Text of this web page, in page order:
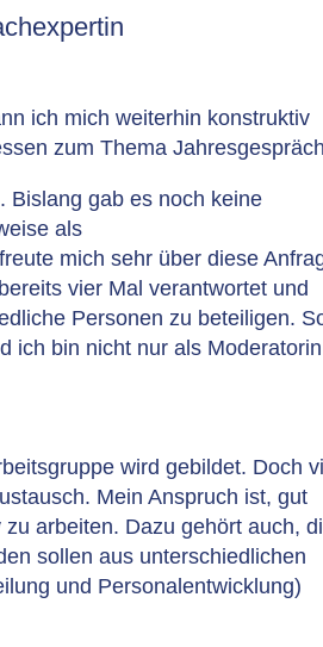
ich mich weiterhin konstruktiv
zum Thema
Bislang gab es noch keine
als
mich sehr über diese
vier Mal verantwortet und
Personen zu beteiligen.
ich bin nicht nur als Moderatorin
wird gebildet. Doch
Mein Anspruch ist, gut
arbeiten. Dazu gehört auch,
sollen aus unterschiedlichen
und Personalentwicklung)